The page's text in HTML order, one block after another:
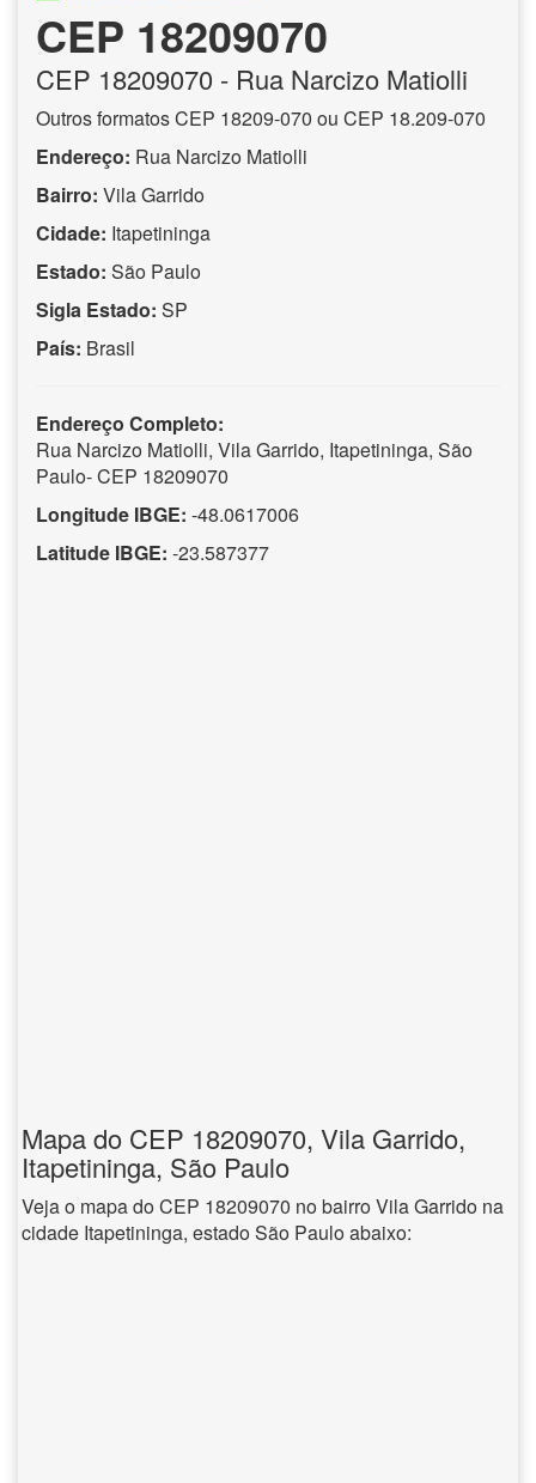
CEP 18209070
CEP 18209070 - Rua Narcizo Matiolli
Outros formatos CEP 18209-070 ou CEP 18.209-070
Endereço: Rua Narcizo Matiolli
Bairro: Vila Garrido
Cidade: Itapetininga
Estado: São Paulo
Sigla Estado: SP
País: Brasil
Endereço Completo:
Rua Narcizo Matiolli, Vila Garrido, Itapetininga, São
Paulo- CEP 18209070
Longitude IBGE: -48.0617006
Latitude IBGE: -23.587377
Mapa do CEP 18209070, Vila Garrido,
Itapetininga, São Paulo
Veja o mapa do CEP 18209070 no bairro Vila Garrido na
cidade Itapetininga, estado São Paulo abaixo: